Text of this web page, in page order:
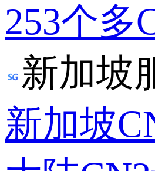
253个多
新加坡
新加坡